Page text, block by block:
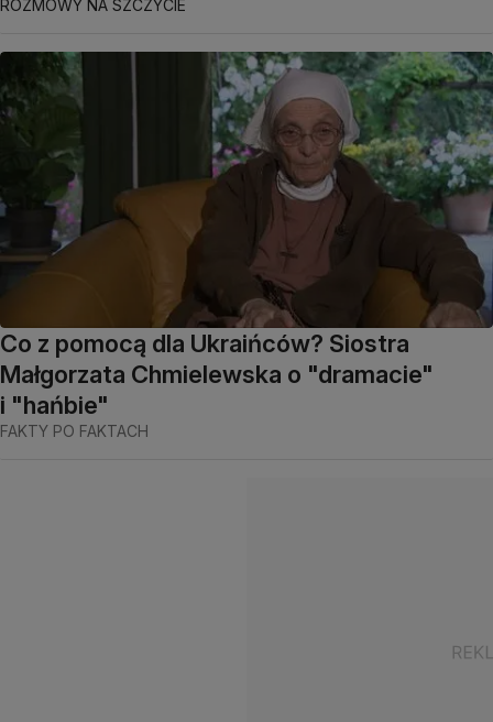
ROZMOWY NA SZCZYCIE
Co z pomocą dla Ukraińców? Siostra
Małgorzata Chmielewska o "dramacie"
i "hańbie"
FAKTY PO FAKTACH